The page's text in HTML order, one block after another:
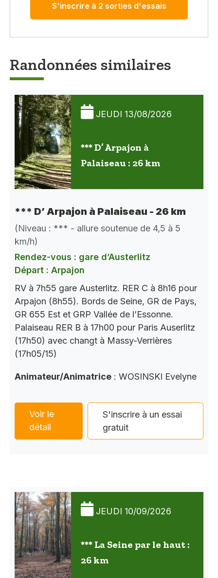
S'inscrire à 2 sorties d'essais
Randonnées similaires
JEUDI 13/08/2026
*** D’ Arpajon à
Palaiseau : 26 km
*** D’ Arpajon à Palaiseau - 26 km
(Niveau : *** - allure soutenue de 4,5 à 5
km/h)
Rendez-vous : gare d’Austerlitz
Départ : Arpajon
RV à 7h55 gare Austerlitz. RER C à 8h16 pour
Arpajon (8h55). Bords de Seine, GR de Pays,
GR 655 Est et GRP Vallée de l’Essonne.
Palaiseau RER B à 17h00 pour Paris Auserlitz
(17h50) avec changt à Massy-Verrières
(17h05/15)
Animateur/Animatrice : WOSINSKI Evelyne
Voir le
détail
S'inscrire à un essai
gratuit
JEUDI 10/09/2026
*** La Seine par le haut :
26 km